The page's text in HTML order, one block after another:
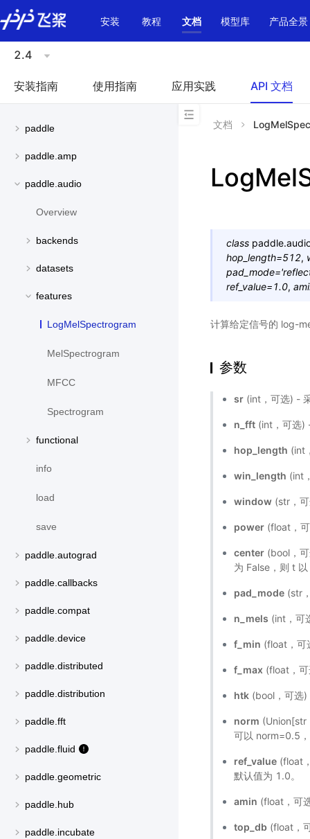
\u200E
安装
教程 文档 模型库 产品全景
2.4
安装指南 使用指南 应用实践 API 文档
paddle
paddle.amp
paddle.audio
Overview
backends
datasets
features
LogMelSpectrogram
MelSpectrogram
MFCC
Spectrogram
functional
info
load
save
paddle.autograd
paddle.callbacks
paddle.compat
paddle.device
paddle.distributed
paddle.distribution
paddle.fft
paddle.fluid
paddle.geometric
paddle.hub
paddle.incubate
文档
class
hop_length=512,
pad_mode=
ref_value=1.0,
计算给定信号的 log-
参数
sr (int，可选) -
n_fft (int，可选)
hop_length (int
win_length (int
window (str，
power (float，
center (bool，
为 False，则 t
pad_mode (str
n_mels (int，可
f_min (float，可
f_max (float，
htk (bool，可选
norm (Union[str
可以 norm=0.5
ref_value (float
默认值为 1.0。
amin (float，可
top_db (float，